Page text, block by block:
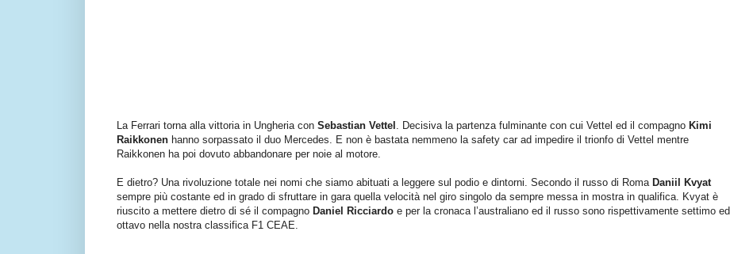
La Ferrari torna alla vittoria in Ungheria con Sebastian Vettel . Decisiva la partenza fulminante con cui Vettel ed il compagno Kimi
Raikkonen hanno sorpassato il duo Mercedes. E non è bastata nemmeno la safety car ad impedire il trionfo di Vettel mentre
Raikkonen ha poi dovuto abbandonare per noie al motore.
E dietro? Una rivoluzione totale nei nomi che siamo abituati a leggere sul podio e dintorni. Secondo il russo di Roma Daniil Kvyat
sempre più costante ed in grado di sfruttare in gara quella velocità nel giro singolo da sempre messa in mostra in qualifica. Kvyat è
riuscito a mettere dietro di sé il compagno Daniel Ricciardo e per la cronaca l’australiano ed il russo sono rispettivamente settimo ed
ottavo nella nostra classifica F1 CEAE.